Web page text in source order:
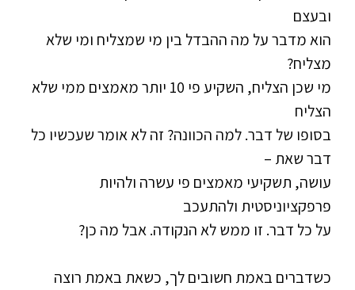
ובעצם
הוא מדבר על מה ההבדל בין מי שמצליח ומי שלא
מצליח?
מי שכן הצליח, השקיע פי 10 יותר מאמצים ממי שלא
הצליח
בסופו של דבר. למה הכוונה? זה לא אומר שעכשיו כל
דבר שאת –
עושה, תשקיעי מאמצים פי עשרה ולהיות
פרפקציוניסטית ולהתעכב
על כל דבר. זו ממש לא הנקודה. אבל מה כן?
כשדברים באמת חשובים לך, כשאת באמת רוצה